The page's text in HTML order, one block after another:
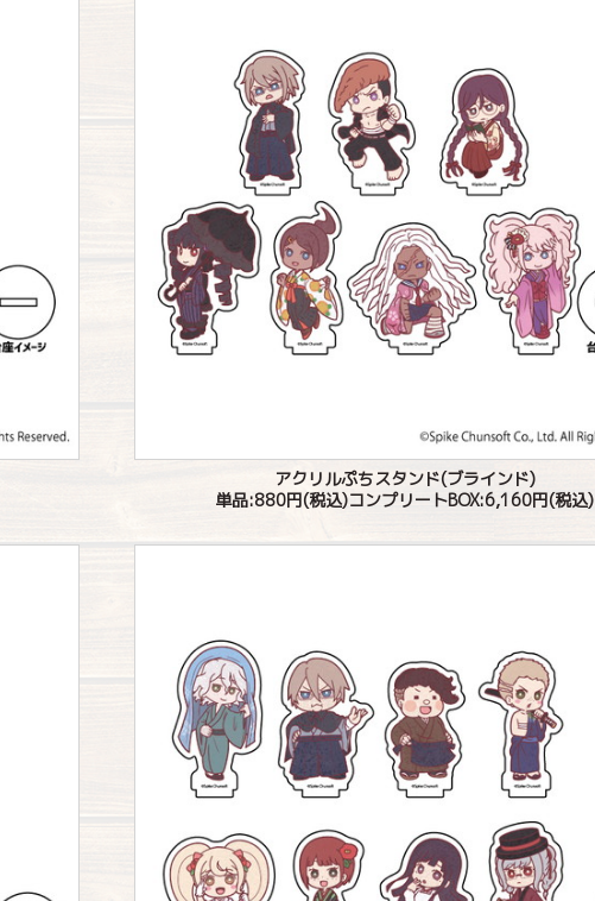
アクリルぷちスタンド(ブラインド)
単品:880円(税込)コンプリートBOX:6,160円(税込)